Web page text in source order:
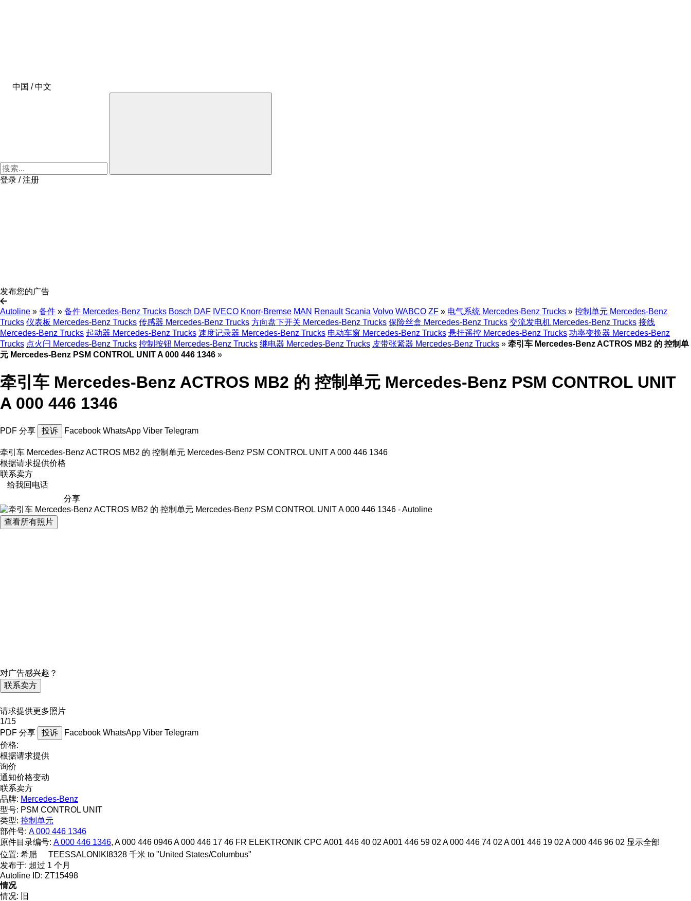
中国 / 中文
登录 / 注册
发布您的广告
Autoline » 备件 » 备件 Mercedes-Benz Trucks Bosch DAF IVECO Knorr-Bremse MAN Renault Scania Volvo WABCO ZF » 电气系统 Mercedes-Benz Trucks » 控制单元 Mercedes-Benz
Trucks 仪表板 Mercedes-Benz Trucks 传感器 Mercedes-Benz Trucks 方向盘下开关 Mercedes-Benz Trucks 保险丝盒 Mercedes-Benz Trucks 交流发电机 Mercedes-Benz Trucks 接线
Mercedes-Benz Trucks 起动器 Mercedes-Benz Trucks 速度记录器 Mercedes-Benz Trucks 电动车窗 Mercedes-Benz Trucks 悬挂遥控 Mercedes-Benz Trucks 功率变换器 Mercedes-Benz
Trucks 点火闩 Mercedes-Benz Trucks 控制按钮 Mercedes-Benz Trucks 继电器 Mercedes-Benz Trucks 皮带张紧器 Mercedes-Benz Trucks » 牵引车 Mercedes-Benz ACTROS MB2 的 控制单
元 Mercedes-Benz PSM CONTROL UNIT A 000 446 1346 »
牵引车 Mercedes-Benz ACTROS MB2 的 控制单元 Mercedes-Benz PSM CONTROL UNIT
A 000 446 1346
PDF 分享 投诉 Facebook WhatsApp Viber Telegram
牵引车 Mercedes-Benz ACTROS MB2 的 控制单元 Mercedes-Benz PSM CONTROL UNIT A 000 446 1346
根据请求提供价格
联系卖方
给我回电话
分享
查看所有照片
对广告感兴趣？
联系卖方
请求提供更多照片
1/15
PDF 分享 投诉 Facebook WhatsApp Viber Telegram
价格:
根据请求提供
询价
通知价格变动
联系卖方
品牌: Mercedes-Benz
型号: PSM CONTROL UNIT
类型: 控制单元
部件号: A 000 446 1346
原件目录编号: A 000 446 1346, A 000 446 0946 A 000 446 17 46 FR ELEKTRONIK CPC A001 446 40 02 A001 446 59 02 A 000 446 74 02 A 001 446 19 02 A 000 446 96 02 显示全部
位置: 希腊 TEESSALONIKI 8328 千米 to "United States/Columbus"
发布于: 超过 1 个月
Autoline ID: ZT15498
情况
情况:
旧